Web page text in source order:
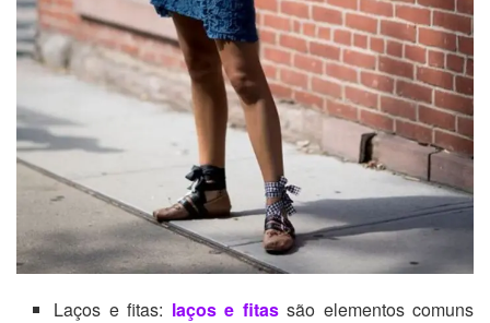
Laços e fitas: laços e fitassão elementos comuns